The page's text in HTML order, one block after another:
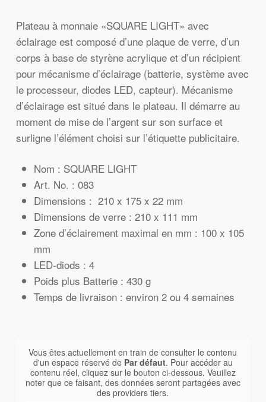
Plateau à monnaie «SQUARE LIGHT» avec
éclairage est composé d’une plaque de verre, d’un
corps à base de styrène acrylique et d’un récipient
pour mécanisme d’éclairage (batterie, système avec
le processeur, diodes LED, capteur). Mécanisme
d’éclairage est situé dans le plateau. Il démarre au
moment de mise de l’argent sur son surface et
surligne l’élément choisi sur l’étiquette publicitaire.
Nom : SQUARE LIGHT
Art. No. : 083
Dimensions : 210 x 175 x 22 mm
Dimensions de verre : 210 x 111 mm
Zone d’éclairement maximal en mm : 100 x 105
mm
LED-diods : 4
Poids plus Batterie : 430 g
Temps de livraison : environ 2 ou 4 semaines
Vous êtes actuellement en train de consulter le contenu
d'un espace réservé de Par défaut. Pour accéder au
contenu réel, cliquez sur le bouton ci-dessous. Veuillez
noter que ce faisant, des données seront partagées avec
des providers tiers.